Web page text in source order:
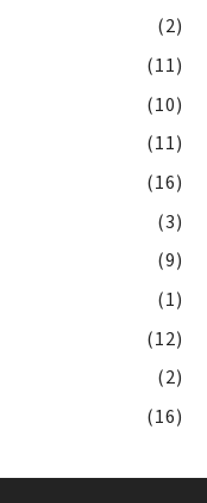
(2)
(11)
(10)
(11)
(16)
(3)
(9)
(1)
(12)
(2)
(16)